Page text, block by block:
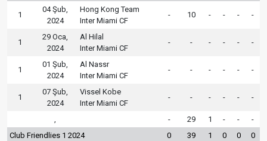
1
04 Şub,
2024
Hong Kong Team
Inter Miami CF
- 10 - - - -
1
29 Oca,
2024
Al Hilal
Inter Miami CF
- - - - - -
1
01 Şub,
2024
Al Nassr
Inter Miami CF
- - - - - -
1
07 Şub,
2024
Vissel Kobe
Inter Miami CF
- - - - - -
- 29 1 - -
-
Club Friendlies 1 2024
0 39 1 0 0 0